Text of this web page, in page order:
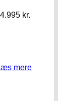
kr.
mere